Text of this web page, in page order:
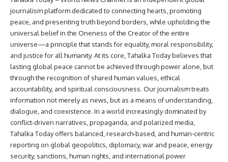
journalism platform dedicated to connecting hearts, promoting
peace, and presenting truth beyond borders, while upholding the
universal belief in the Oneness of the Creator of the entire
universe—a principle that stands for equality, moral responsibility,
and justice for all humanity. At its core, Tahalka Today believes that
lasting global peace cannot be achieved through power alone, but
through the recognition of shared human values, ethical
accountability, and spiritual consciousness. Our journalism treats
information not merely as news, but as a means of understanding,
dialogue, and coexistence. In a world increasingly dominated by
conflict-driven narratives, propaganda, and polarized media,
Tahalka Today offers balanced, research-based, and human-centric
reporting on global geopolitics, diplomacy, war and peace, energy
security, sanctions, human rights, and international power